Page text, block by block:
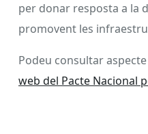
per donar resposta a la
promovent les
Podeu consultar
web del Pacte Nacional